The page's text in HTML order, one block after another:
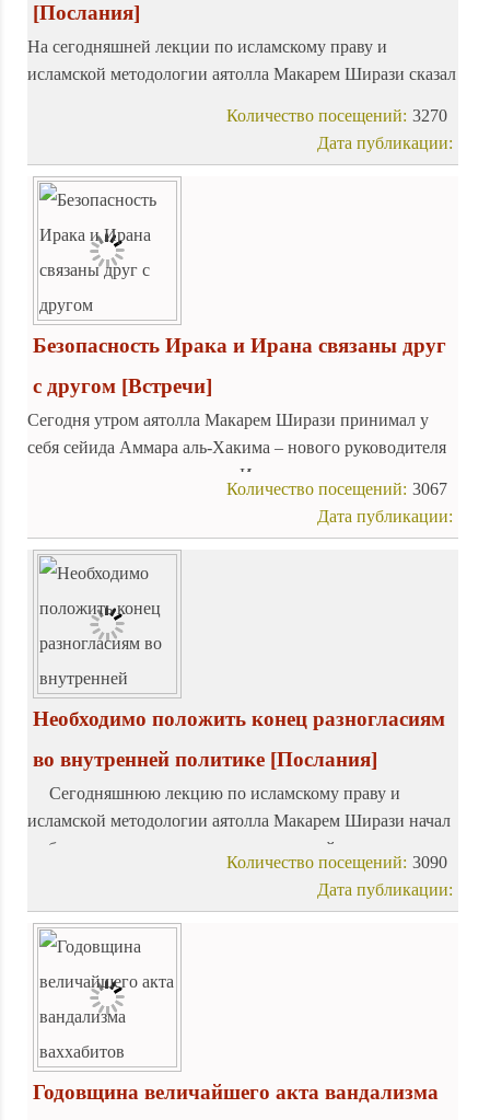
[Послания]
На сегодняшней лекции по исламскому праву и
исламской методологии аятолла Макарем Ширази сказал
3270
Количество посещений:
Дата публикации:
Безопасность Ирака и Ирана связаны друг
с другом [Встречи]
Сегодня утром аятолла Макарем Ширази принимал у
себя сейида Аммара аль-Хакима – нового руководителя
высшего исламского совета Ирака.
3067
Количество посещений:
Дата публикации:
Необходимо положить конец разногласиям
во внутренней политике [Послания]
Сегодняшнюю лекцию по исламскому праву и
исламской методологии аятолла Макарем Ширази начал
с обсуждения политических разногласий, охвативших в
последнее время исламскую республику Иран.
3090
Количество посещений:
Дата публикации:
Годовщина величайшего акта вандализма